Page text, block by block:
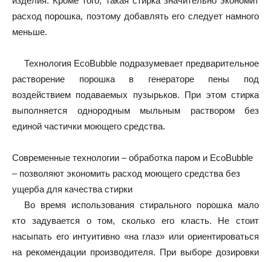
расход порошка, поэтому добавлять его следует намного
меньше.
Технология EcoBubble подразумевает предварительное
растворение порошка в генераторе пены под
воздействием подаваемых пузырьков. При этом стирка
выполняется однородным мыльным раствором без
единой частички моющего средства.
Современные технологии – обработка паром и EcoBubble
– позволяют экономить расход моющего средства без
ущерба для качества стирки
Во время использования стирального порошка мало
кто задувается о том, сколько его класть. Не стоит
насыпать его интуитивно «на глаз» или ориентироваться
на рекомендации производителя. При выборе дозировки